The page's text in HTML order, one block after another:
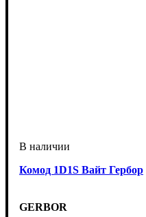
Комод 1D1S Вайт Гербор
GERBOR